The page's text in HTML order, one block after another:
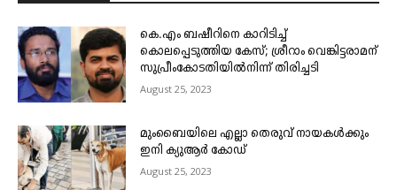
കെ.എം ബഷീറിനെ കാറിടിച്ച്
കൊലപ്പെടുത്തിയ കേസ്; ശ്രീറാം വെങ്കിട്ടരാമന്
സുപ്രീംകോടതിയിൽനിന്ന് തിരിച്ചടി
August 25, 2023
മുംബൈയിലെ എല്ലാ തെരുവ് നായകൾക്കും
ഇനി ക്യുആർ കോഡ്
August 25, 2023